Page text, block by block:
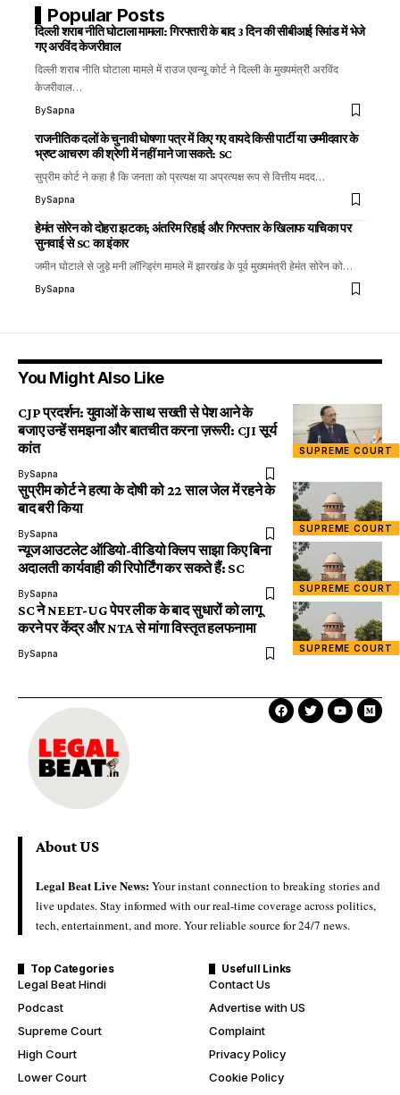
Popular Posts
दिल्ली शराब नीति घोटाला मामला: गिरफ्तारी के बाद 3 दिन की सीबीआई रिमांड में भेजे
गए अरविंद केजरीवाल
दिल्ली शराब नीति घोटाला मामले में राउज एवन्यू कोर्ट ने दिल्ली के मुख्यमंत्री अरविंद
केजरीवाल…
BySapna
राजनीतिक दलों के चुनावी घोषणा पत्र में किए गए वायदे किसी पार्टी या उम्मीदवार के
भ्रष्ट आचरण की श्रेणी में नहीं माने जा सकते: SC
सुप्रीम कोर्ट ने कहा है कि जनता को प्रत्यक्ष या अप्रत्यक्ष रूप से वित्तीय मदद…
BySapna
हेमंत सोरेन को दोहरा झटका; अंतरिम रिहाई और गिरफ्तार के खिलाफ याचिका पर
सुनवाई से SC का इंकार
जमीन घोटाले से जुड़े मनी लॉन्ड्रिंग मामले में झारखंड के पूर्व मुख्यमंत्री हेमंत सोरेन को…
BySapna
You Might Also Like
SUPREME COURT
CJP प्रदर्शन: युवाओं के साथ सख्ती से पेश आने के
बजाए उन्हें समझना और बातचीत करना ज़रूरी: CJI सूर्य
कांत
BySapna
SUPREME COURT
सुप्रीम कोर्ट ने हत्या के दोषी को 22 साल जेल में रहने के
बाद बरी किया
BySapna
SUPREME COURT
न्यूज आउटलेट ऑडियो-वीडियो क्लिप साझा किए बिना
अदालती कार्यवाही की रिपोर्टिंग कर सकते हैं: SC
BySapna
SUPREME COURT
SC ने NEET-UG पेपर लीक के बाद सुधारों को लागू
करने पर केंद्र और NTA से मांगा विस्तृत हलफनामा
BySapna
About US
Legal Beat Live News:Your instant connection to breaking stories and
live updates. Stay informed with our real-time coverage across politics,
tech, entertainment, and more. Your reliable source for 24/7 news.
Top Categories
Legal Beat Hindi
Podcast
Supreme Court
High Court
Lower Court
Usefull Links
Contact Us
Advertise with US
Complaint
Privacy Policy
Cookie Policy